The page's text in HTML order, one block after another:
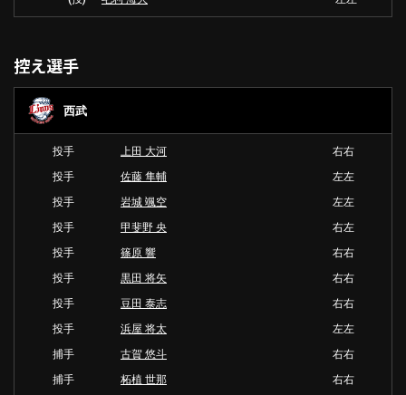
控え選手
西武
投手 上田 大河
右右
投手
佐藤 隼輔
左左
投手
岩城 颯空
左左
投手
甲斐野 央
右左
投手
篠原 響
右右
投手
黒田 将矢
右右
投手
豆田 泰志
右右
投手
浜屋 将太
左左
捕手
古賀 悠斗
右右
捕手
柘植 世那
右右